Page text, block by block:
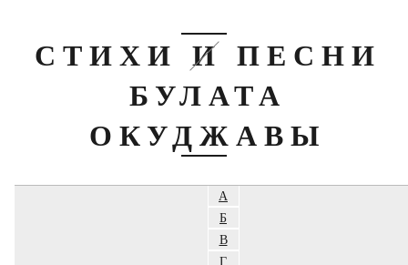
СТИХИ И ПЕСНИ
БУЛАТА
ОКУДЖАВЫ
А
Б
В
Г